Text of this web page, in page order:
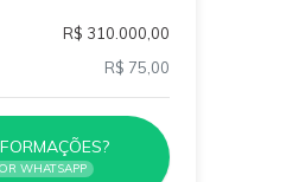
R$ 310.000,00
R$ 75,00
WHATSAPP